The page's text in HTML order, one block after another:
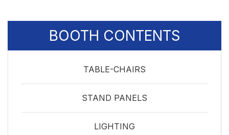
BOOTH CONTENTS
TABLE-CHAIRS
STAND PANELS
LIGHTING